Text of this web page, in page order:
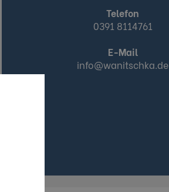
Telefon
0391 8114761
E-Mail
info@wanitschka.de